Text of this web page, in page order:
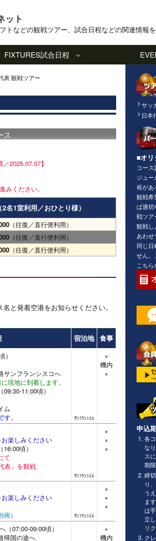
ット
トなどの観戦ツアー、試合日程などの関連情報
FIXTURES試合日程
表 観戦ツアー
ス
2025.07.07】
ください。
名1室利用／おひとり様）
（往復／直行便利用）
（往復／直行便利用）
（往復／直行便利用）
と発着空港をお知らせください。
宿泊地 食事
）
サンフランシスコへ
現地に到着します。
11:00頃）
ム
。
ｻﾝﾌﾗﾝｼｽｺ
×
機内
×
楽しみください
頃）
て
表」を観戦
ｻﾝﾌﾗﾝｼｽｺ
×
×
×
楽しみください
）
ｻﾝﾌﾗﾝｼｽｺ
×
×
×
（07:00-09:00頃）
帰国の途へ
×
機内
サッ
日本
■オリ
コー
ジュ
裕があ
観戦希
ば適切
戦ツア
観戦し
あわせ
同じ日
せん。
こちら
申込
各
な
ス
期
締
り
う
ま
は
立し
リ
ク